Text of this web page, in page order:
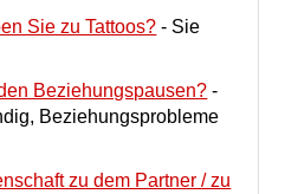
Sie zu Tattoos? - Sie
Beziehungspausen? -
Beziehungsprobleme
zu dem Partner / zu